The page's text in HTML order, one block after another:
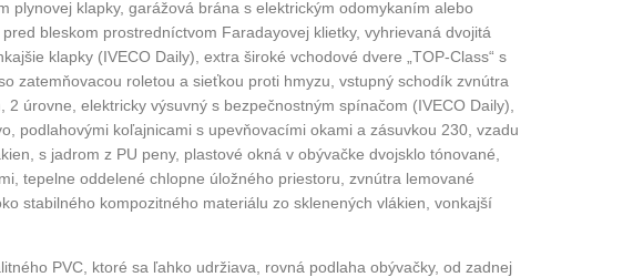
plynovej klapky, garážová brána s elektrickým odomykaním alebo
bleskom prostredníctvom Faradayovej klietky, vyhrievaná dvojitá
klapky (IVECO Daily), extra široké vchodové dvere „TOP-Class“ s
zatemňovacou roletou a sieťkou proti hmyzu, vstupný schodík zvnútra
úrovne, elektricky výsuvný s bezpečnostným spínačom (IVECO Daily),
podlahovými koľajnicami s upevňovacími okami a zásuvkou 230, vzadu
s jadrom z PU peny, plastové okná v obývačke dvojsklo tónované,
tepelne oddelené chlopne úložného priestoru, zvnútra lemované
stabilného kompozitného materiálu zo sklenených vlákien, vonkajší
PVC, ktoré sa ľahko udržiava, rovná podlaha obývačky, od zadnej